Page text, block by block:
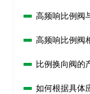
高频响比例阀
高频响比例阀
比例换向阀的
如何根据具体